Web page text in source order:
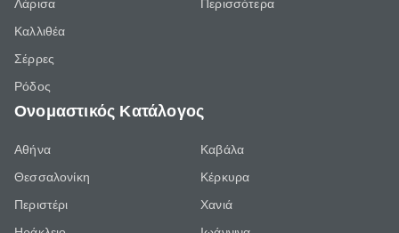
Λάρισα
Καλλιθέα
Σέρρες
Ρόδος
Περισσότερα
Ονομαστικός Κατάλογος
Αθήνα
Θεσσαλονίκη
Περιστέρι
Καβάλα
Κέρκυρα
Χανιά